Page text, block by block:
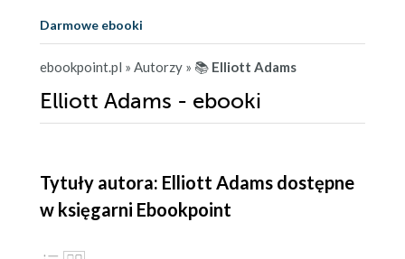
Darmowe ebooki
ebookpoint.pl » Autorzy » 📚 Elliott Adams
Elliott Adams - ebooki
Tytuły autora: Elliott Adams dostępne
w księgarni Ebookpoint